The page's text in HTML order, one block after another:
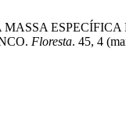
MASSA
Floresta. 45, 4